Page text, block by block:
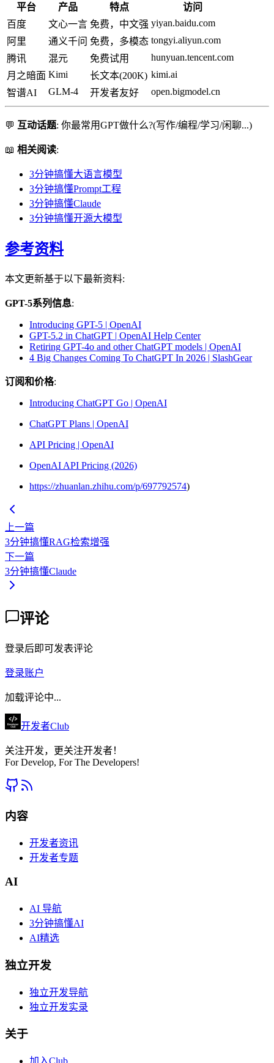
平台 产品 特点
访问
百度
文心一言 免费，中文强 yiyan.baidu.com
阿里
通义千问 免费，多模态 tongyi.aliyun.com
腾讯
混元 免费试用
hunyuan.tencent.com
月之暗面 Kimi 长文本(200K) kimi.ai
智谱AI
GLM-4 开发者友好 open.bigmodel.cn
💬 互动话题: 你最常用GPT做什么?(写作/编程/学习/闲聊...)
📖 相关阅读:
3分钟搞懂大语言模型
3分钟搞懂Prompt工程
3分钟搞懂Claude
3分钟搞懂开源大模型
参考资料
本文更新基于以下最新资料:
GPT-5系列信息:
Introducing GPT-5 | OpenAI
GPT-5.2 in ChatGPT | OpenAI Help Center
Retiring GPT-4o and other ChatGPT models | OpenAI
4 Big Changes Coming To ChatGPT In 2026 | SlashGear
订阅和价格:
Introducing ChatGPT Go | OpenAI
ChatGPT Plans | OpenAI
API Pricing | OpenAI
OpenAI API Pricing (2026)
https://zhuanlan.zhihu.com/p/697792574)
上一篇
3分钟搞懂RAG检索增强
下一篇
3分钟搞懂Claude
评论
登录后即可发表评论
登录账户
加载评论中...
开发者Club
关注开发，更关注开发者！
For Develop, For The Developers!
内容
开发者资讯
开发者专题
AI
AI 导航
3分钟搞懂AI
AI精选
独立开发
独立开发导航
独立开发实录
关于
加入Club